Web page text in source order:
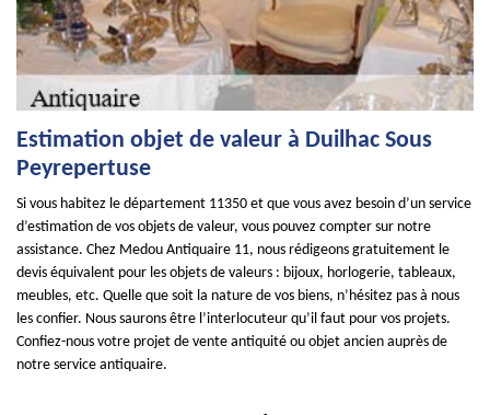
Estimation objet de valeur à Duilhac Sous
Peyrepertuse
Si vous habitez le département 11350 et que vous avez besoin d’un service
d’estimation de vos objets de valeur, vous pouvez compter sur notre
assistance. Chez Medou Antiquaire 11, nous rédigeons gratuitement le
devis équivalent pour les objets de valeurs : bijoux, horlogerie, tableaux,
meubles, etc. Quelle que soit la nature de vos biens, n’hésitez pas à nous
les confier. Nous saurons être l’interlocuteur qu’il faut pour vos projets.
Confiez-nous votre projet de vente antiquité ou objet ancien auprès de
notre service antiquaire.